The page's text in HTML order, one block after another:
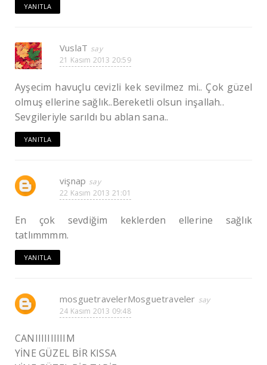
YANITLA
VuslaT
21 Kasım 2013 20:59
Ayşecim havuçlu cevizli kek sevilmez mi.. Çok güzel
olmuş ellerine sağlık..Bereketli olsun inşallah..
Sevgileriyle sarıldı bu ablan sana..
YANITLA
vişnap
22 Kasım 2013 21:01
En çok sevdiğim keklerden ellerine sağlık
tatlımmmm.
YANITLA
mosguetravelerMosguetraveler
24 Kasım 2013 09:48
CANIIIIIIIIIIM
YİNE GÜZEL BİR KISSA